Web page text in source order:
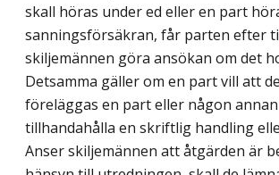
skall höras under ed eller en part
sanningsförsäkran, får parten efter
skiljemännen göra ansökan om det
Detsamma gäller om en part vill att
föreläggas en part eller någon
tillhandahålla en skriftlig handling
Anser skiljemännen att åtgärden är